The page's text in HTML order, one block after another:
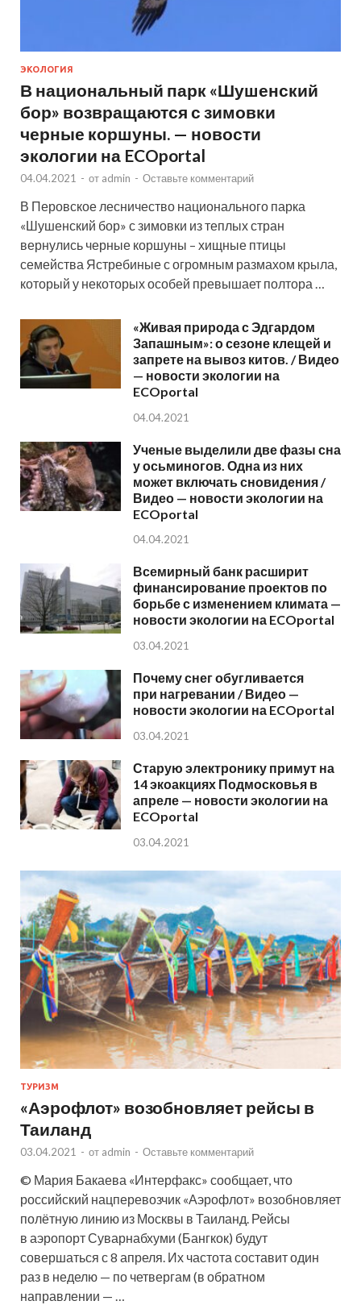
ЭКОЛОГИЯ
В национальный парк «Шушенский
бор» возвращаются с зимовки
черные коршуны. — новости
экологии на ECOportal
04.04.2021 - от admin - Оставьте комментарий
В Перовское лесничество национального парка
«Шушенский бор» с зимовки из теплых стран
вернулись черные коршуны – хищные птицы
семейства Ястребиные с огромным размахом крыла,
который у некоторых особей превышает полтора …
«Живая природа с Эдгардом
Запашным»: о сезоне клещей и
запрете на вывоз китов. / Видео
— новости экологии на
ECOportal
04.04.2021
Ученые выделили две фазы сна
у осьминогов. Одна из них
может включать сновидения /
Видео — новости экологии на
ECOportal
04.04.2021
Всемирный банк расширит
финансирование проектов по
борьбе с изменением климата —
новости экологии на ECOportal
03.04.2021
Почему снег обугливается
при нагревании / Видео —
новости экологии на ECOportal
03.04.2021
Старую электронику примут на
14 экоакциях Подмосковья в
апреле — новости экологии на
ECOportal
03.04.2021
ТУРИЗМ
«Аэрофлот» возобновляет рейсы в
Таиланд
03.04.2021 - от admin - Оставьте комментарий
© Мария Бакаева «Интерфакс» сообщает, что
российский нацперевозчик «Аэрофлот» возобновляет
полётную линию из Москвы в Таиланд. Рейсы
в аэропорт Суварнабхуми (Бангкок) будут
совершаться с 8 апреля. Их частота составит один
раз в неделю — по четвергам (в обратном
направлении — …